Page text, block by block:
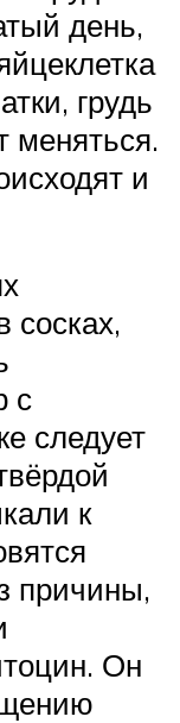
день,
грудь
меняться.
и
с
следует
к
причины,
Он